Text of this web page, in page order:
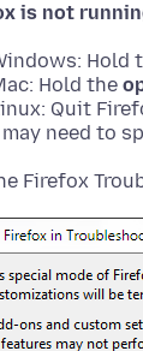
is not
Hold
Hold the
Quit
may need to